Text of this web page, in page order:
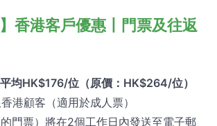
】香港客戶優惠丨門票及往返
均HK$176/位（原價：HK$264/位）
港顧客（適用於成人票）
門票）將在2個工作日內發送至電子郵